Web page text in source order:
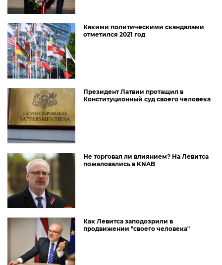
Какими политическими скандалами
отметился 2021 год
Президент Латвии протащил в
Конституционный суд своего человека
Не торговал ли влиянием? На Левитса
пожаловались в KNAB
Как Левитса заподозрили в
продвижении "своего человека"